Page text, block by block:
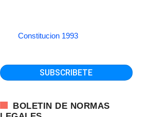
Constitucion 1993
BOLETIN DE NORMAS